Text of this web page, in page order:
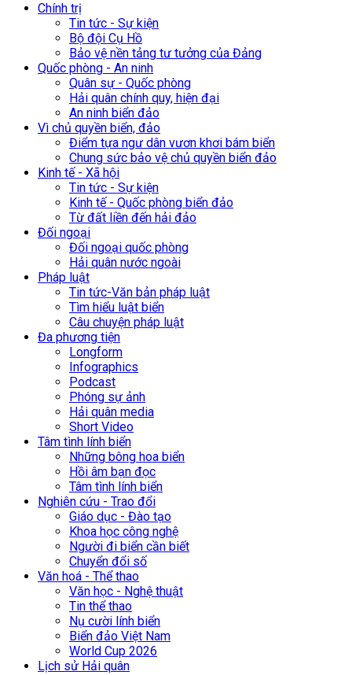
Chính trị
Tin tức - Sự kiện
Bộ đội Cụ Hồ
Bảo vệ nền tảng tư tưởng của Đảng
Quốc phòng - An ninh
Quân sự - Quốc phòng
Hải quân chính quy, hiện đại
An ninh biển đảo
Vì chủ quyền biển, đảo
Điểm tựa ngư dân vươn khơi bám biển
Chung sức bảo vệ chủ quyền biển đảo
Kinh tế - Xã hội
Tin tức - Sự kiện
Kinh tế - Quốc phòng biển đảo
Từ đất liền đến hải đảo
Đối ngoại
Đối ngoại quốc phòng
Hải quân nước ngoài
Pháp luật
Tin tức-Văn bản pháp luật
Tìm hiểu luật biển
Câu chuyện pháp luật
Đa phương tiện
Longform
Infographics
Podcast
Phóng sự ảnh
Hải quân media
Short Video
Tâm tình lính biển
Những bông hoa biển
Hồi âm bạn đọc
Tâm tình lính biển
Nghiên cứu - Trao đổi
Giáo dục - Đào tạo
Khoa học công nghệ
Người đi biển cần biết
Chuyển đổi số
Văn hoá - Thể thao
Văn học - Nghệ thuật
Tin thể thao
Nụ cười lính biển
Biển đảo Việt Nam
World Cup 2026
Lịch sử Hải quân